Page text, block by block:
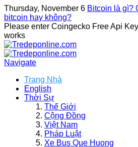
Thursday, November 6 Bitcoin là gì?
bitcoin hay không?
Please enter Coingecko Free Api
works
Navigate
Trang Nhà
English
Thời Sự
Thế Giới
Cộng Đồng
Việt Nam
Pháp Luật
Xe Bus Que Huong